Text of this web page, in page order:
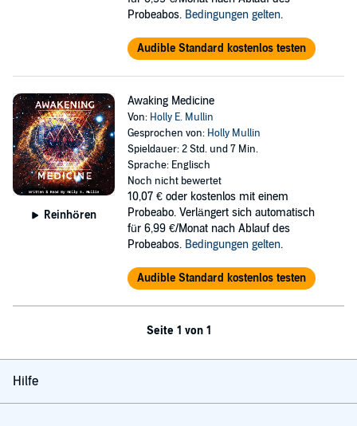
Probeabos. Bedingungen gelten.
Audible Standard kostenlos testen
Reinhören
Awaking Medicine
Von: Holly E. Mullin
Gesprochen von: Holly Mullin
Spieldauer: 2 Std. und 7 Min.
Sprache: Englisch
Noch nicht bewertet
10,07 € oder kostenlos mit einem
Probeabo. Verlängert sich automatisch
für 6,99 €/Monat nach Ablauf des
Probeabos. Bedingungen gelten.
Audible Standard kostenlos testen
Seite 1 von 1
Hilfe